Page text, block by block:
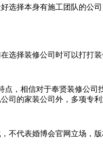
选择本身有施工团队的公
选择装修公司时可以打打
点，相信对于奉贤装修公司
司的家装公司外，多项专
不代表婚博会官网立场，